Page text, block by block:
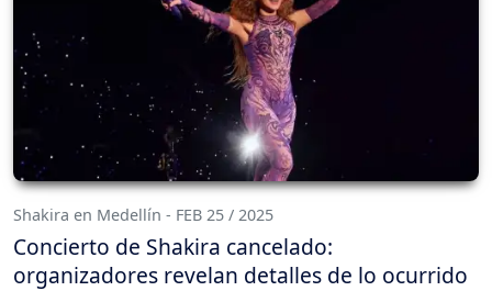
Shakira en Medellín - FEB 25 / 2025
Concierto de Shakira cancelado:
organizadores revelan detalles de lo ocurrido